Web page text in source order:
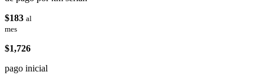
$183 al
mes
$1,726
pago inicial